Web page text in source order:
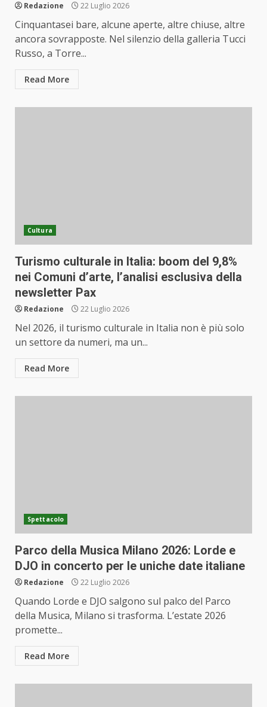
Redazione 22 Luglio 2026
Cinquantasei bare, alcune aperte, altre chiuse, altre
ancora sovrapposte. Nel silenzio della galleria Tucci
Russo, a Torre...
Read More
Cultura
Turismo culturale in Italia: boom del 9,8%
nei Comuni d’arte, l’analisi esclusiva della
newsletter Pax
Redazione 22 Luglio 2026
Nel 2026, il turismo culturale in Italia non è più solo
un settore da numeri, ma un...
Read More
Spettacolo
Parco della Musica Milano 2026: Lorde e
DJO in concerto per le uniche date italiane
Redazione 22 Luglio 2026
Quando Lorde e DJO salgono sul palco del Parco
della Musica, Milano si trasforma. L’estate 2026
promette...
Read More